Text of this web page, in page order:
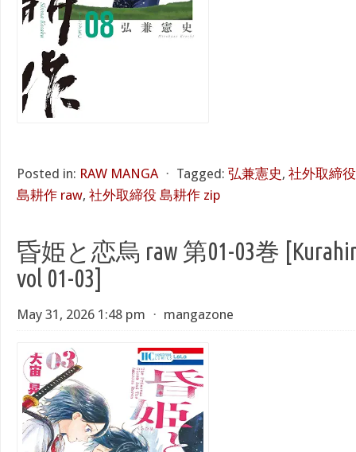
Posted in: RAW MANGA ⋅ Tagged: 弘兼憲史, 社外取締
島耕作 raw, 社外取締役 島耕作 zip
昏姫と恋烏 raw 第01-03巻
vol 01-03]
May 31, 2026 1:48 pm ⋅ mangazone